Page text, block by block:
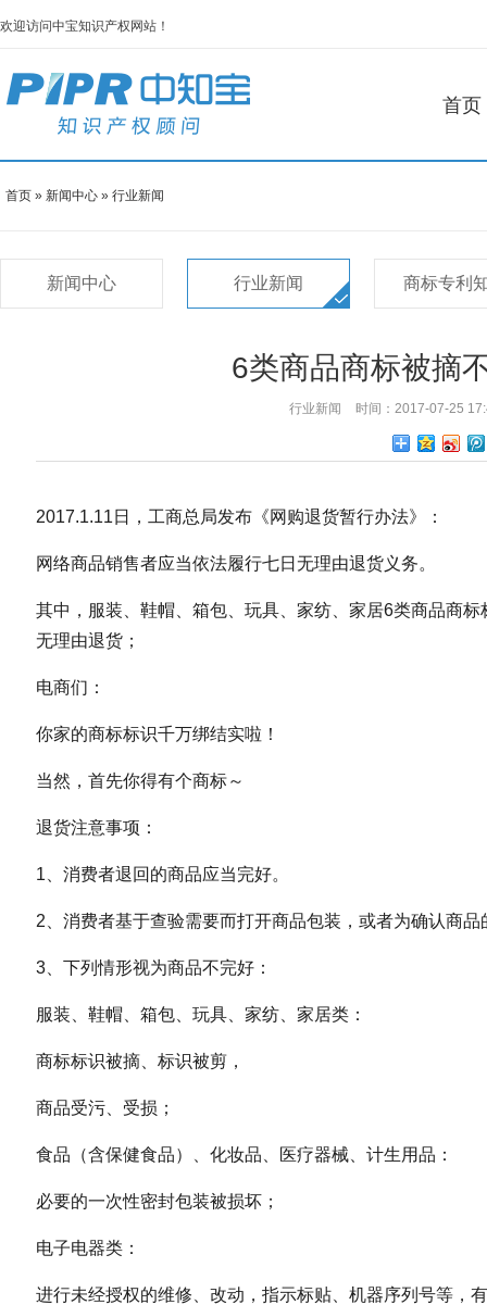
欢迎访问中宝知识产权网站！
首页
首页 » 新闻中心 » 行业新闻
新闻中心 行业新闻 商标专利
6类商品商标被摘
行业新闻 时间：2017-07-25
2017.1.11日，工商总局发布《网购退货暂行办法》：
网络商品销售者应当依法履行七日无理由退货义务。
其中，服装、鞋帽、箱包、玩具、家纺、家居6类商品商
无理由退货；
电商们：
你家的商标标识千万绑结实啦！
当然，首先你得有个商标～
退货注意事项：
1、消费者退回的商品应当完好。
2、消费者基于查验需要而打开商品包装，或者为确认商
3、下列情形视为商品不完好：
服装、鞋帽、箱包、玩具、家纺、家居类：
商标标识被摘、标识被剪，
商品受污、受损；
食品（含保健食品）、化妆品、医疗器械、计生用品：
必要的一次性密封包装被损坏；
电子电器类：
进行未经授权的维修、改动，指示标贴、机器序列号等，